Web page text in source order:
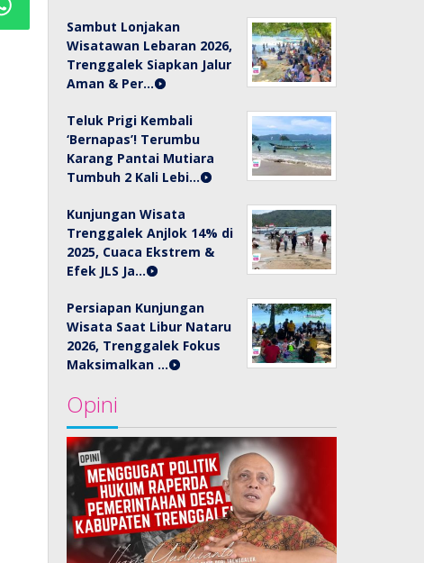
Sambut Lonjakan
Wisatawan Lebaran 2026,
Trenggalek Siapkan Jalur
Aman & Per…
Teluk Prigi Kembali
‘Bernapas’! Terumbu
Karang Pantai Mutiara
Tumbuh 2 Kali Lebi…
Kunjungan Wisata
Trenggalek Anjlok 14% di
2025, Cuaca Ekstrem &
Efek JLS Ja…
Persiapan Kunjungan
Wisata Saat Libur Nataru
2026, Trenggalek Fokus
Maksimalkan …
Opini